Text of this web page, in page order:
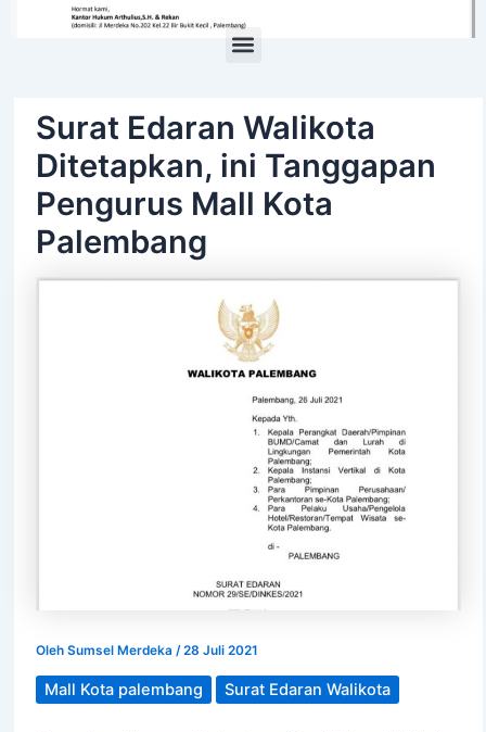
Surat Edaran Walikota
Ditetapkan, ini Tanggapan
Pengurus Mall Kota
Palembang
Oleh Sumsel Merdeka /28 Juli 2021
Mall Kota palembang Surat Edaran Walikota